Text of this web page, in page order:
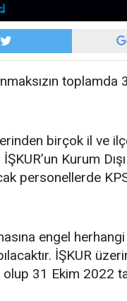
birçok il ve
Kurum
personellerde
engel
İŞKUR
olup 31 Ekim 2022